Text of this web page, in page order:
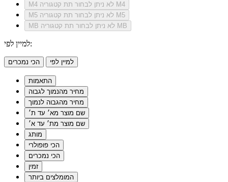
M4
לא ניתן לבחור תת קטגוריה M4
M5
לא ניתן לבחור תת קטגוריה M5
MB
לא ניתן לבחור תת קטגוריה MB
למיין לפי:
הכי נמכרים למיין לפי
התאמות
מחיר מהנמוך לגבוה
מחיר מהגבוה לנמוך
שם מוצר מא׳ עד ת׳
שם מוצר מת׳ עד א׳
מותג
הכי פופולרי
הכי נמכרים
זמין
המומלצים ביותר